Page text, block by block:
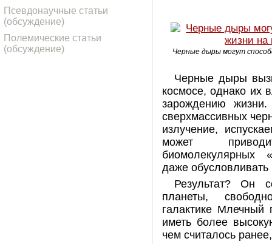
Черные дыры могут
Черные дыры
космосе, однако их
зарождению
сверхмассивных
излучение,
может
биомолекулярных
даже обусловливать
Результат? Он
планеты,
галактике Млечный
иметь более
чем считалось
Псевдонаучные статьи
(обсуждение)
Полемические статьи
(обсуждение)